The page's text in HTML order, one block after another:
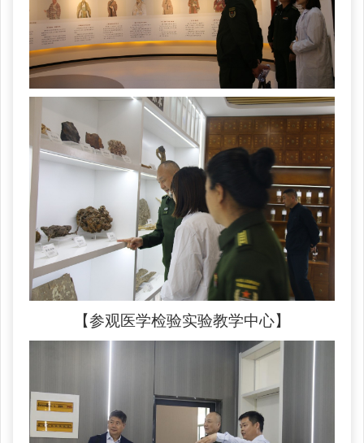
【参观医学检验实验教学中心】